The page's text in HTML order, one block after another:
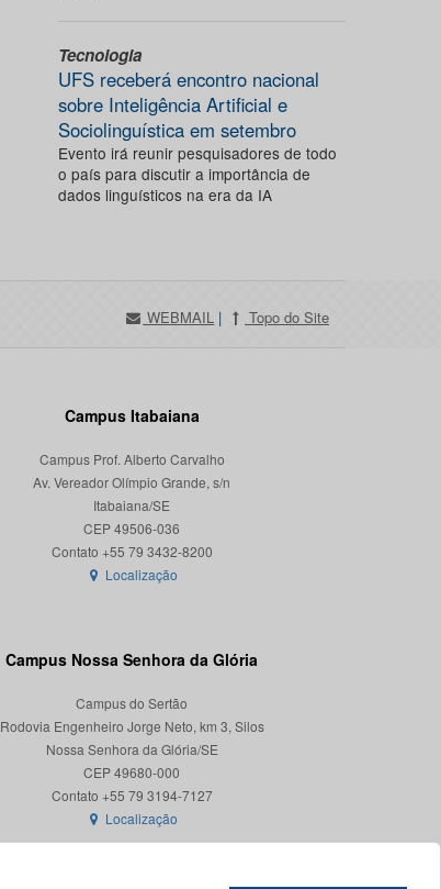
Tecnologia
UFS receberá encontro nacional
sobre Inteligência Artificial e
Sociolinguística em setembro
Evento irá reunir pesquisadores de todo
o país para discutir a importância de
dados linguísticos na era da IA
WEBMAIL | Topo do Site
Campus Itabaiana
Campus Prof. Alberto Carvalho
Av. Vereador Olímpio Grande, s/n
Itabaiana/SE
CEP 49506-036
Localização
Campus Nossa Senhora da Glória
Campus do Sertão
Rodovia Engenheiro Jorge Neto, km 3, Silos
Nossa Senhora da Glória/SE
CEP 49680-000
Contato +55 79 3194-7127
Localização